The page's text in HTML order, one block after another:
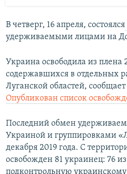
В четверг, 16 апреля, состоялся
удерживаемыми лицами на
Украина освободила из плена
содержавшихся в отдельных
Луганской областей,
Опубликован список
Последний обмен
Украиной и группировками
декабря 2019 года. С
освобожден 81 украинец: 76
подконтрольную украинскому